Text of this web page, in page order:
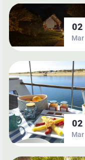
02
Mar
02
Mar